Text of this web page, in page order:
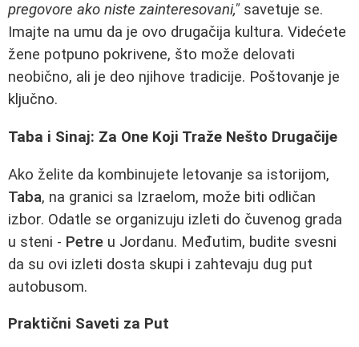
pregovore ako niste zainteresovani," savetuje se.
Imajte na umu da je ovo drugačija kultura. Videćete
žene potpuno pokrivene, što može delovati
neobično, ali je deo njihove tradicije. Poštovanje je
ključno.
Taba i Sinaj: Za One Koji Traže Nešto Drugačije
Ako želite da kombinujete letovanje sa istorijom,
Taba, na granici sa Izraelom, može biti odličan
izbor. Odatle se organizuju izleti do čuvenog grada
u steni - Petre u Jordanu. Međutim, budite svesni
da su ovi izleti dosta skupi i zahtevaju dug put
autobusom.
Praktični Saveti za Put